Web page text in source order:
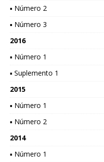
▪ Número 2
▪ Número 3
2016
▪ Número 1
▪ Suplemento 1
2015
▪ Número 1
▪ Número 2
2014
▪ Número 1